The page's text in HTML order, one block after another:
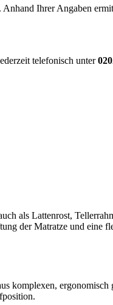
. Anhand Ihrer Angaben
telefonisch unter
als Lattenrost,
der Matratze und eine
komplexen,